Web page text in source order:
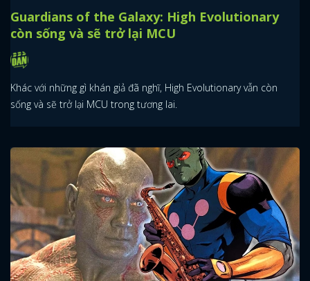
Vũ trụ Spider-Verse của Sony liệu có liên kết
với MCU?
Theo lý thuyết, vũ trụ Spider-Verse của Sony hoàn toàn có thể sẽ
có liên kết với MCU. Tuy nhiên, ekip sản xuất đã xác nhận một